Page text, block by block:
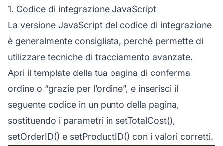
1. Codice di integrazione JavaScript
La versione JavaScript del codice di integrazione
è generalmente consigliata, perché permette di
utilizzare tecniche di tracciamento avanzate.
Apri il template della tua pagina di conferma
ordine o “grazie per l’ordine”, e inserisci il
seguente codice in un punto della pagina,
sostituendo i parametri in setTotalCost(),
setOrderID() e setProductID() con i valori corretti.